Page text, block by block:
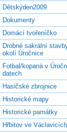
Dětskýden2009
Dokumenty
Domácí tvořeníčko
Drobné sakrální
okolí Úročnice
Fotbal/kopaná v
datech
Hasičské zbrojnice
Historické mapy
Historické památky
Hřbitov ve Václavicích